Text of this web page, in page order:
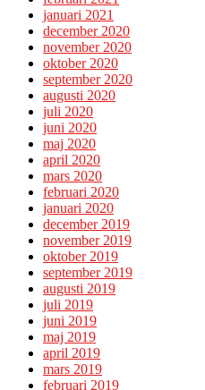
januari 2021
december 2020
november 2020
oktober 2020
september 2020
augusti 2020
juli 2020
juni 2020
maj 2020
april 2020
mars 2020
februari 2020
januari 2020
december 2019
november 2019
oktober 2019
september 2019
augusti 2019
juli 2019
juni 2019
maj 2019
april 2019
mars 2019
februari 2019